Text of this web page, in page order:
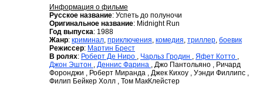
Информация о фильме
Русское название: Успеть до полуночи
Оригинальное название: Midnight Run
Год выпуска: 1988
Жанр: криминал, приключения, комедия, триллер, боевик
Режиссер: Мартин Брест
В ролях: Роберт Де Ниро , Чарльз Гродин , Яфет Котто ,
Джон Эштон , Деннис Фарина , Джо Пантольяно , Ричард
Форонджи , Роберт Миранда , Джек Кихоу , Уэнди Филлипс ,
Филип Бейкер Холл , Том МакКлейстер